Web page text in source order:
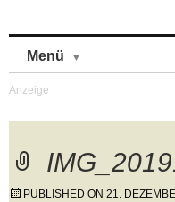
Menü
PUBLISHED ON 21.